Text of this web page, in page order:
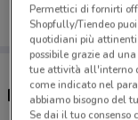
Ristoranti
Permettici di fornirti
Shopfully/Tiendeo
quotidiani più
possibile grazie ad
tue attività all'interno
come indicato nel
abbiamo bisogno del
Se dai il tuo